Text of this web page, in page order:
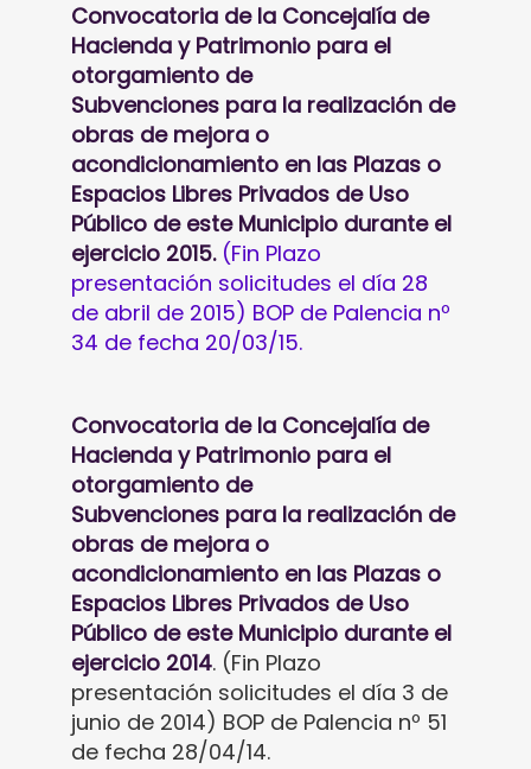
Convocatoria de la Concejalía de
Hacienda y Patrimonio para el
otorgamiento de
Subvenciones para la realización de
obras de mejora o
acondicionamiento en las Plazas o
Espacios Libres Privados de Uso
Público de este Municipio durante el
ejercicio 2015. (Fin Plazo
presentación solicitudes el día 28
de abril de 2015) BOP de Palencia nº
34 de fecha 20/03/15.
Convocatoria de la Concejalía de
Hacienda y Patrimonio para el
otorgamiento de
Subvenciones para la realización de
obras de mejora o
acondicionamiento en las Plazas o
Espacios Libres Privados de Uso
Público de este Municipio durante el
ejercicio 2014. (Fin Plazo
presentación solicitudes el día 3 de
junio de 2014) BOP de Palencia nº 51
de fecha 28/04/14.